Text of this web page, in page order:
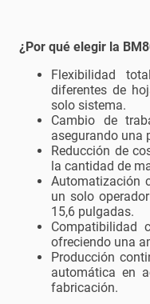
¿Por qué elegir la
Flexibilidad
diferentes de
solo sistema.
Cambio de
asegurando una
Reducción de
la cantidad de
Automatización
un solo
15,6 pulgadas.
Compatibilidad
ofreciendo una
Producción
automática en
fabricación.